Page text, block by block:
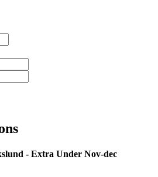
- Extra Under Nov-dec